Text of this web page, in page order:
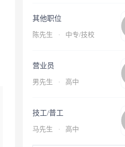
其他职位
陈先生 · 中专/技校
营业员
男先生 · 高中
技工/普工
马先生 · 高中